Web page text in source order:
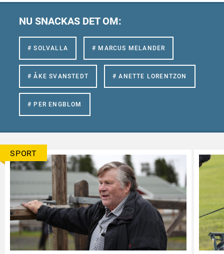
NU SNACKAS DET OM:
# SOLVALLA # MARCUS MELANDER
# ÅKE SVANSTEDT # ANETTE LORENTZON
# PER ENGBLOM
SPORT